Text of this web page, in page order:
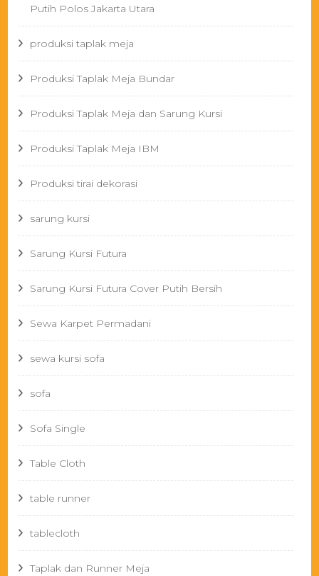
Putih Polos Jakarta Utara
produksi taplak meja
Produksi Taplak Meja Bundar
Produksi Taplak Meja dan Sarung Kursi
Produksi Taplak Meja IBM
Produksi tirai dekorasi
sarung kursi
Sarung Kursi Futura
Sarung Kursi Futura Cover Putih Bersih
Sewa Karpet Permadani
sewa kursi sofa
sofa
Sofa Single
Table Cloth
table runner
tablecloth
Taplak dan Runner Meja